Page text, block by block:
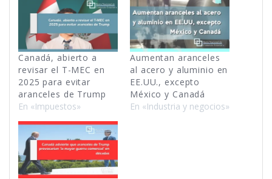
Canadá, abierto a
revisar el T-MEC en
2025 para evitar
aranceles de Trump
En «Impuestos»
Aumentan aranceles
al acero y aluminio en
EE.UU., excepto
México y Canadá
En «Industria y negocios»